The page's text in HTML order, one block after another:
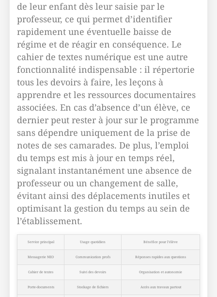
de leur enfant dès leur saisie par le
professeur, ce qui permet d’identifier
rapidement une éventuelle baisse de
régime et de réagir en conséquence. Le
cahier de textes numérique est une autre
fonctionnalité indispensable : il répertorie
tous les devoirs à faire, les leçons à
apprendre et les ressources documentaires
associées. En cas d’absence d’un élève, ce
dernier peut rester à jour sur le programme
sans dépendre uniquement de la prise de
notes de ses camarades. De plus, l’emploi
du temps est mis à jour en temps réel,
signalant instantanément une absence de
professeur ou un changement de salle,
évitant ainsi des déplacements inutiles et
optimisant la gestion du temps au sein de
l’établissement.
Service principal Usage quotidien Bénéfice pour l’élève
Messagerie NEO Communication profs Réponses rapides aux questions
Cahier de textes Suivi des devoirs Organisation et autonomie
Porte-documents Stockage de fichiers Accès aux travaux partout